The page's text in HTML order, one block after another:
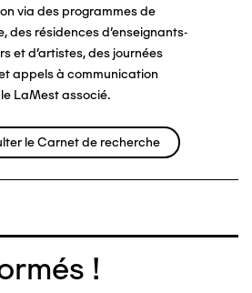
via des programmes de
des résidences d'enseignants-
et d'artistes, des journées
appels à communication
LaMest associé.
le Carnet de recherche
!